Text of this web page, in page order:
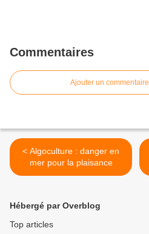
Commentaires
Ajouter un commentaire
< Algoculture : danger en
mer pour la plaisance
Hébergé par Overblog
Top articles